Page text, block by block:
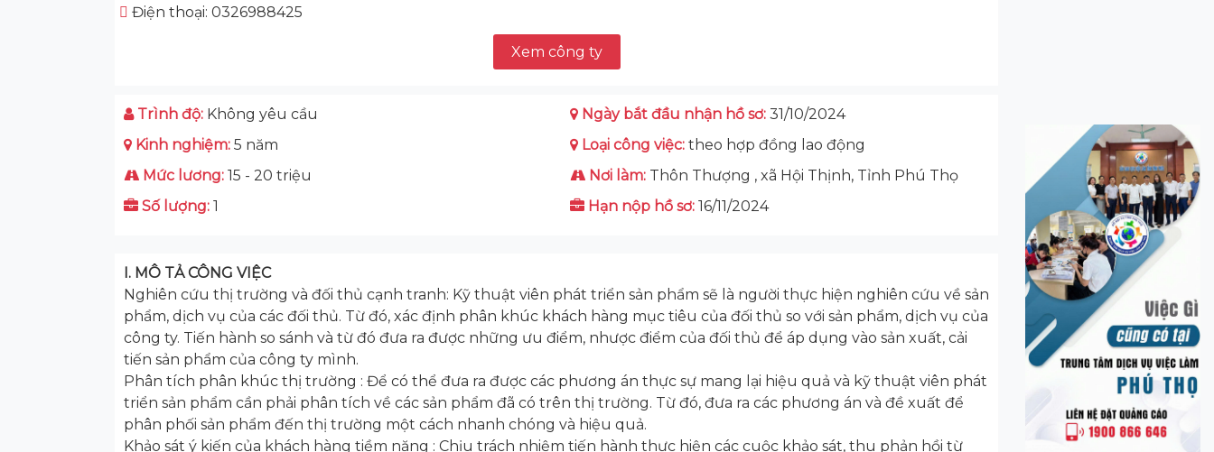
Điện thoại: 0326988425
Xem công ty
Trình độ: Không yêu cầu Ngày bắt đầu nhận hồ sơ: 31/10/2024
Kinh nghiệm: 5 năm Loại công việc: theo hợp đồng lao động
Mức lương: 15 - 20 triệu Nơi làm: Thôn Thượng , xã Hội Thịnh, Tỉnh Phú Thọ
Số lượng: 1 Hạn nộp hồ sơ: 16/11/2024
I. MÔ TẢ CÔNG VIỆC
Nghiên cứu thị trường và đối thủ cạnh tranh: Kỹ thuật viên phát triển sản phẩm sẽ là người thực hiện nghiên cứu về sản
phẩm, dịch vụ của các đối thủ. Từ đó, xác định phân khúc khách hàng mục tiêu của đối thủ so với sản phẩm, dịch vụ của
công ty. Tiến hành so sánh và từ đó đưa ra được những ưu điểm, nhược điểm của đối thủ để áp dụng vào sản xuất, cải
tiến sản phẩm của công ty mình.
Phân tích phân khúc thị trường : Để có thể đưa ra được các phương án thực sự mang lại hiệu quả và kỹ thuật viên phát
triển sản phẩm cần phải phân tích về các sản phẩm đã có trên thị trường. Từ đó, đưa ra các phương án và đề xuất để
phân phối sản phẩm đến thị trường một cách nhanh chóng và hiệu quả.
Khảo sát ý kiến của khách hàng tiềm năng : Chịu trách nhiệm tiến hành thực hiện các cuộc khảo sát, thu phản hồi từ